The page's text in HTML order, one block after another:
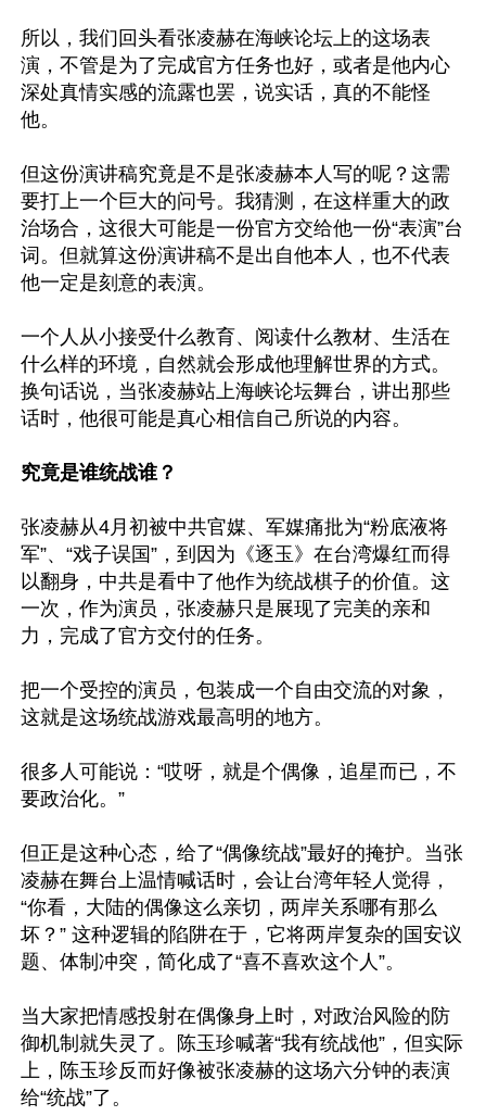
所以，我们回头看张凌赫在海峡论坛上的这场表
演，不管是为了完成官方任务也好，或者是他内心
深处真情实感的流露也罢，说实话，真的不能怪
他。
但这份演讲稿究竟是不是张凌赫本人写的呢？这需
要打上一个巨大的问号。我猜测，在这样重大的政
治场合，这很大可能是一份官方交给他一份“表演”台
词。但就算这份演讲稿不是出自他本人，也不代表
他一定是刻意的表演。
一个人从小接受什么教育、阅读什么教材、生活在
什么样的环境，自然就会形成他理解世界的方式。
换句话说，当张凌赫站上海峡论坛舞台，讲出那些
话时，他很可能是真心相信自己所说的内容。
究竟是谁统战谁？
张凌赫从4月初被中共官媒、军媒痛批为“粉底液将
军”、“戏子误国”，到因为《逐玉》在台湾爆红而得
以翻身，中共是看中了他作为统战棋子的价值。这
一次，作为演员，张凌赫只是展现了完美的亲和
力，完成了官方交付的任务。
把一个受控的演员，包装成一个自由交流的对象，
这就是这场统战游戏最高明的地方。
很多人可能说：“哎呀，就是个偶像，追星而已，不
要政治化。”
但正是这种心态，给了“偶像统战”最好的掩护。当张
凌赫在舞台上温情喊话时，会让台湾年轻人觉得，
“你看，大陆的偶像这么亲切，两岸关系哪有那么
坏？” 这种逻辑的陷阱在于，它将两岸复杂的国安议
题、体制冲突，简化成了“喜不喜欢这个人”。
当大家把情感投射在偶像身上时，对政治风险的防
御机制就失灵了。陈玉珍喊著“我有统战他”，但实际
上，陈玉珍反而好像被张凌赫的这场六分钟的表演
给“统战”了。